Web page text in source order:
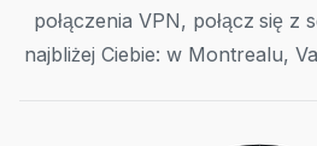
połączenia VPN, połącz się z
najbliżej Ciebie: w Montrealu,